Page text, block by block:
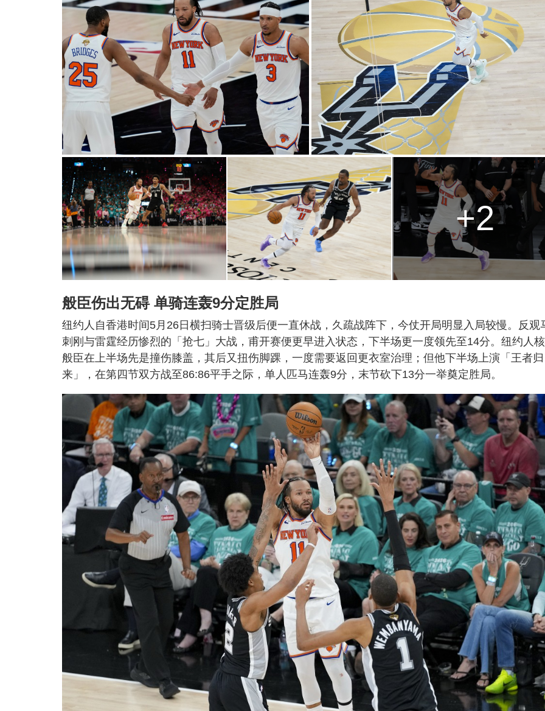
+2
般臣伤出无碍 单骑连轰9分定胜局
纽约人自香港时间5月26日横扫骑士晋级后便一直休战，久疏战阵下，今仗开局明显入局较慢。反观
刺刚与雷霆经历惨烈的「抢七」大战，甫开赛便更早进入状态，下半场更一度领先至14分。纽约人
般臣在上半场先是撞伤膝盖，其后又扭伤脚踝，一度需要返回更衣室治理；但他下半场上演「王者归
来」，在第四节双方战至86:86平手之际，单人匹马连轰9分，末节砍下13分一举奠定胜局。